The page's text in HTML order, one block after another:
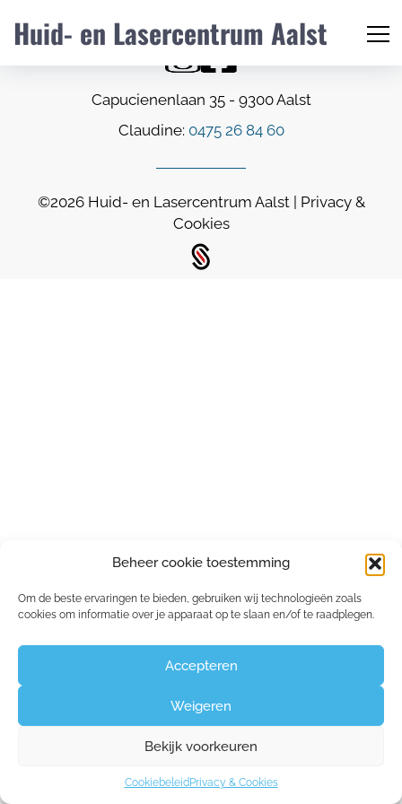
Beheer cookie toestemming
Om de beste ervaringen te bieden, gebruiken wij technologieën zoals
cookies om informatie over je apparaat op te slaan en/of te raadplegen.
Accepteren
Weigeren
Bekijk voorkeuren
CookiebeleidPrivacy & Cookies
Huid- en Lasercentrum Aalst
Capucienenlaan 35 - 9300 Aalst
Claudine: 0475 26 84 60
©2026 Huid- en Lasercentrum Aalst
Privacy &
Cookies